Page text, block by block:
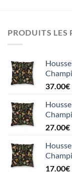
PRODUITS LES
37.00€
27.00€
17.00€